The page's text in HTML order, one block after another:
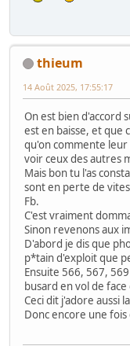
thieum
14 Août 2025, 17:55:17
On est bien d'accord
est en baisse, et que
qu'on commente
voir ceux des autres
Mais bon tu l'as
sont en perte de
Fb.
C'est vraiment
Sinon revenons aux
D'abord je dis que
p*tain d'exploit que
Ensuite 566, 567,
busard en vol de face
Ceci dit j'adore aussi
Donc encore une